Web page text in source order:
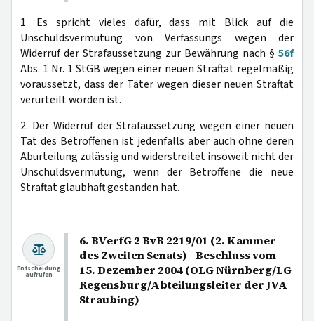
1. Es spricht vieles dafür, dass mit Blick auf die
Unschuldsvermutung von Verfassungs wegen der
Widerruf der Strafaussetzung zur Bewährung nach § 56f
Abs. 1 Nr. 1 StGB wegen einer neuen Straftat regelmäßig
voraussetzt, dass der Täter wegen dieser neuen Straftat
verurteilt worden ist.
2. Der Widerruf der Strafaussetzung wegen einer neuen
Tat des Betroffenen ist jedenfalls aber auch ohne deren
Aburteilung zulässig und widerstreitet insoweit nicht der
Unschuldsvermutung, wenn der Betroffene die neue
Straftat glaubhaft gestanden hat.
6. BVerfG 2 BvR 2219/01 (2. Kammer
des Zweiten Senats) - Beschluss vom
15. Dezember 2004 (OLG Nürnberg/LG
Regensburg/Abteilungsleiter der JVA
Straubing)
Entscheidung
aufrufen